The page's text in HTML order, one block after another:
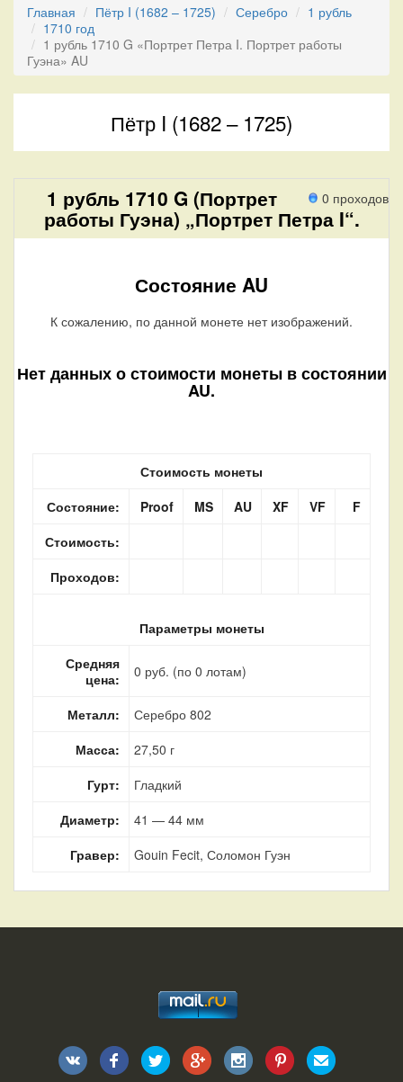
Главная Пётр I (1682 – 1725) Серебро
1 рубль
1710 год
1 рубль 1710 G «Портрет Петра I. Портрет работы
Гуэна» AU
Пётр I (1682 – 1725)
0 проходов
1 рубль 1710 G (Портрет
работы Гуэна) „Портрет Петра I“.
Состояние AU
К сожалению, по данной монете нет изображений.
Нет данных о стоимости монеты в состоянии
AU.
Стоимость монеты
Состояние:
Proof MS AU XF VF
F
Стоимость:
Проходов:
Параметры монеты
Средняя
цена:
0 руб. (по 0 лотам)
Металл:
Серебро 802
Масса:
27,50 г
Гурт:
Гладкий
Диаметр:
41 — 44 мм
Гравер:
Gouin Fecit, Соломон Гуэн